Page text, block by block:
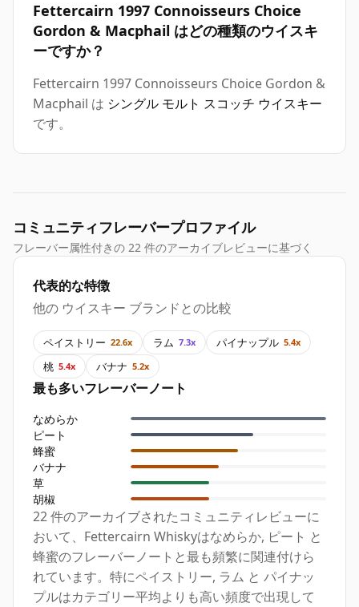
Fettercairn 1997 Connoisseurs Choice
Gordon & Macphail はどの種類のウイスキ
ーですか？
Fettercairn 1997 Connoisseurs Choice Gordon &
Macphail は シングル モルト スコッチ ウイスキー
です。
コミュニティフレーバープロファイル
フレーバー属性付きの 22 件のアーカイブレビューに基づく
代表的な特徴
他の ウイスキー ブランドとの比較
ペイストリー 22.6x ラム 7.3x パイナップル 5.4x
桃 5.4x バナナ 5.2x
最も多いフレーバーノート
なめらか
ピート
蜂蜜
バナナ
草
胡椒
22 件のアーカイブされたコミュニティレビューに
おいて、Fettercairn Whiskyはなめらか, ピート と
蜂蜜のフレーバーノートと最も頻繁に関連付けら
れています。特にペイストリー, ラム と パイナッ
プルはカテゴリー平均よりも高い頻度で出現して